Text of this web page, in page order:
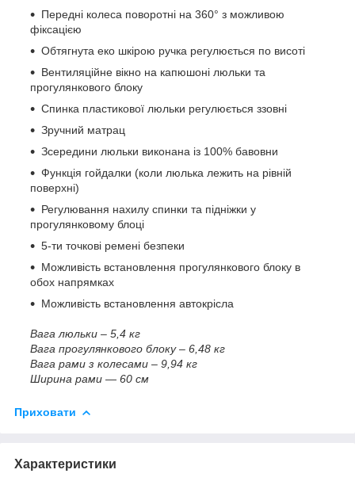
Передні колеса поворотні на 360° з можливою
фіксацією
Обтягнута еко шкірою ручка регулюється по висоті
Вентиляційне вікно на капюшоні люльки та
прогулянкового блоку
Спинка пластикової люльки регулюється ззовні
Зручний матрац
Зсередини люльки виконана із 100% бавовни
Функція гойдалки (коли люлька лежить на рівній
поверхні)
Регулювання нахилу спинки та підніжки у
прогулянковому блоці
5-ти точкові ремені безпеки
Можливість встановлення прогулянкового блоку в
обох напрямках
Можливість встановлення автокрісла
Вага люльки – 5,4 кг
Вага прогулянкового блоку – 6,48 кг
Вага рами з колесами – 9,94 кг
Ширина рами — 60 см
Приховати
Характеристики